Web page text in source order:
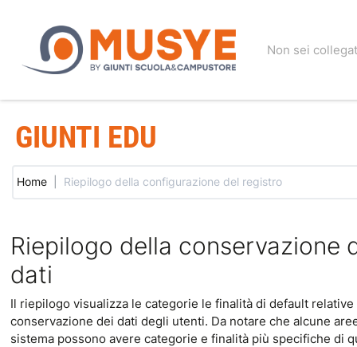
Non sei
GIUNTI EDU
Home Riepilogo della configurazione del registro
Riepilogo della conservazione
dati
Il riepilogo visualizza le categorie le finalità di default relative
conservazione dei dati degli utenti. Da notare che alcune
sistema possono avere categorie e finalità più specifiche di